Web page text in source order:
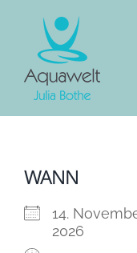
content
WANN
14.
2026